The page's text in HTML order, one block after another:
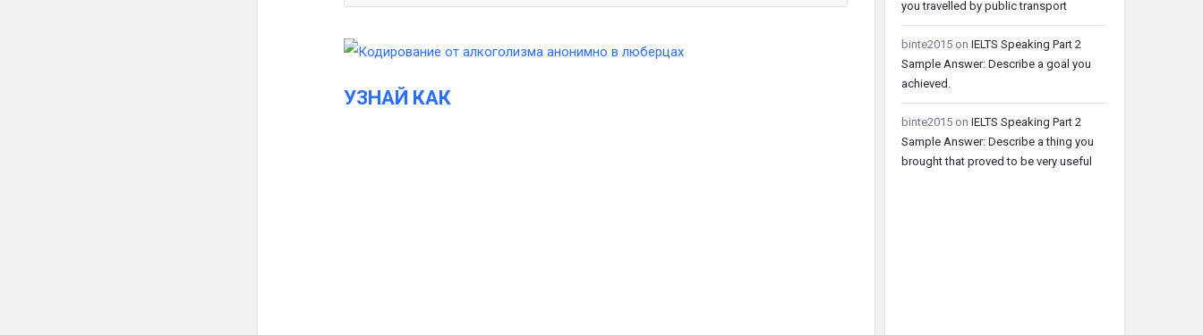
УЗНАЙ КАК
you travelled by public transport
binte2015 on IELTS Speaking Part 2
Sample Answer: Describe a goal you
achieved.
binte2015 on IELTS Speaking Part 2
Sample Answer: Describe a thing you
brought that proved to be very useful